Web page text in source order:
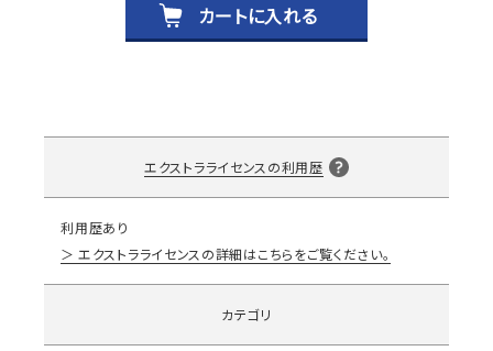
カートに入れる
エクストラライセンスの利用歴
利用歴あり
エクストラライセンスの詳細はこちらをご覧ください。
カテゴリ